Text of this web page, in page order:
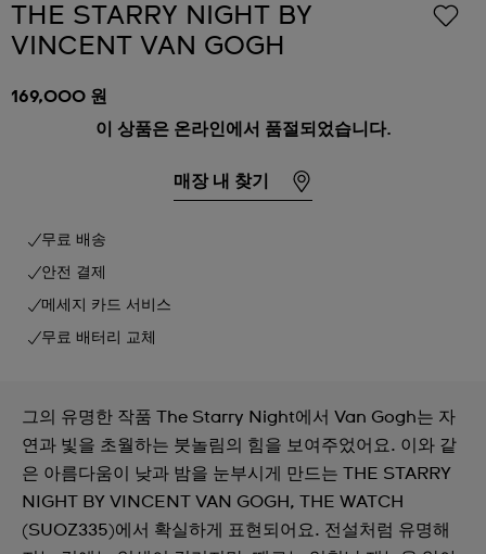
THE STARRY NIGHT BY
VINCENT VAN GOGH
169,000 원
이 상품은 온라인에서 품절되었습니다.
매장 내 찾기
무료 배송
안전 결제
메세지 카드 서비스
무료 배터리 교체
그의 유명한 작품 The Starry Night에서 Van Gogh는 자
연과 빛을 초월하는 붓놀림의 힘을 보여주었어요. 이와 같
은 아름다움이 낮과 밤을 눈부시게 만드는 THE STARRY
NIGHT BY VINCENT VAN GOGH, THE WATCH
(SUOZ335)에서 확실하게 표현되어요. 전설처럼 유명해